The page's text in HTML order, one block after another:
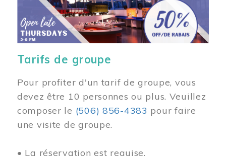
Tarifs de groupe
Pour profiter d'un tarif de groupe, vous
devez être 10 personnes ou plus. Veuillez
composer le (506) 856-4383 pour faire
une visite de groupe.
• La réservation est requise,